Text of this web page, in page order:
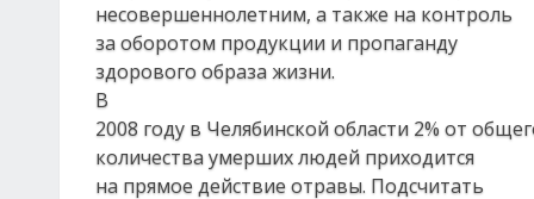
несовершеннолетним, а также на контроль
за оборотом продукции и пропаганду
здорового образа жизни.
В
2008 году в Челябинской области 2% от
количества умерших людей приходится
на прямое действие отравы. Подсчитать